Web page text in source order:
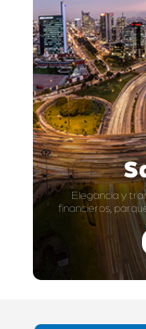
Elegancia y
financieros,